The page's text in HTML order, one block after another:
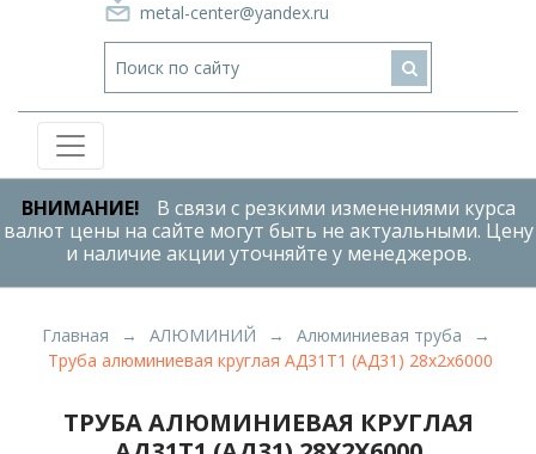
metal-center@yandex.ru
ВНИМАНИЕ!
В связи с резкими изменениями курса
валют цены на сайте могут быть не актуальными. Цену
и наличие акции уточняйте у менеджеров.
Главная АЛЮМИНИЙ
Алюминиевая труба
Труба алюминиевая круглая АД31Т1 (АД31) 28х2х6000
ТРУБА АЛЮМИНИЕВАЯ КРУГЛАЯ